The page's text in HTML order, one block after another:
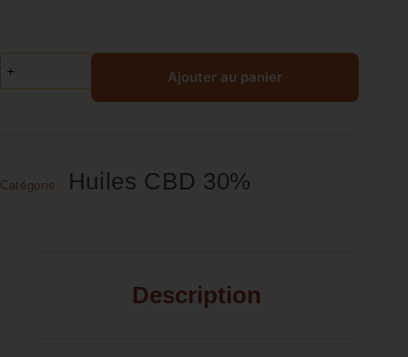
Ajouter au panier
Catégorie : Huiles CBD 30%
Description